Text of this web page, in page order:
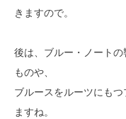
きますので。
後は、ブルー・ノート
ものや、
ブルースをルーツにも
ますね。